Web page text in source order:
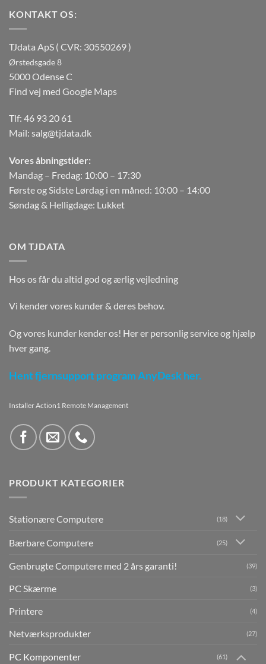
KONTAKT OS:
TJdata ApS ( CVR: 30550269 )
Ørstedsgade 8
5000 Odense C
Find vej med Google Maps
Tlf: 46 93 20 61
Mail: salg@tjdata.dk
Vores åbningstider:
Mandag – Fredag: 10:00 – 17:30
Første og Sidste Lørdag i en måned: 10:00 – 14:00
Søndag & Helligdage: Lukket
OM TJDATA
Hos os får du altid god og ærlig vejledning
Vi kender vores kunder & deres behov.
Og vores kunder kender os! Her er personlig service og hjælp
hver gang.
Hent fjernsupport program AnyDesk her.
Installer Action1 Remote Management
PRODUKT KATEGORIER
Stationære Computere (18)
Bærbare Computere (25)
Genbrugte Computere med 2 års garanti! (39)
PC Skærme (3)
Printere (4)
Netværksprodukter (27)
PC Komponenter (61)